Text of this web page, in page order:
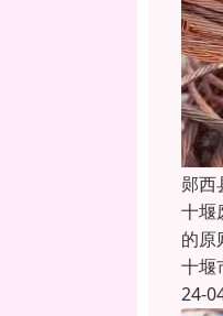
郧西
十堰
的原
十堰
24-